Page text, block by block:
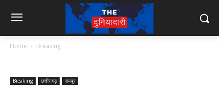
Home Breaking
Breaking छत्तीसगढ़ रायपुर